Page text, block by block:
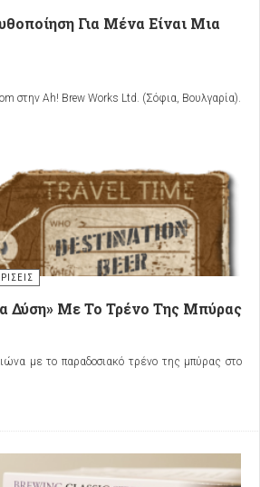
Για Μένα Είναι Μια
στην Ah! Brew Works Ltd. (Σόφια, Βουλγαρία).
Δύση» Με Το Τρένο Της Μπύρας
με το παραδοσιακό τρένο της μπύρας στο